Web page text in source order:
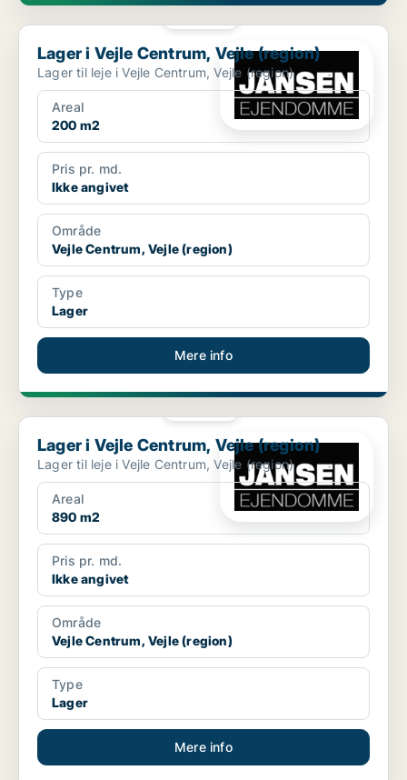
Lager i Vejle Centrum, Vejle (region)
Lager i Vejle Centrum, Vejle (region)
Lager til leje i Vejle Centrum, Vejle (region)
Areal
200 m2
Pris pr. md.
Ikke angivet
Område
Vejle Centrum, Vejle (region)
Type
Lager
Mere info
Lager i Vejle Centrum, Vejle (region)
Lager i Vejle Centrum, Vejle (region)
Lager til leje i Vejle Centrum, Vejle (region)
Areal
890 m2
Pris pr. md.
Ikke angivet
Område
Vejle Centrum, Vejle (region)
Type
Lager
Mere info